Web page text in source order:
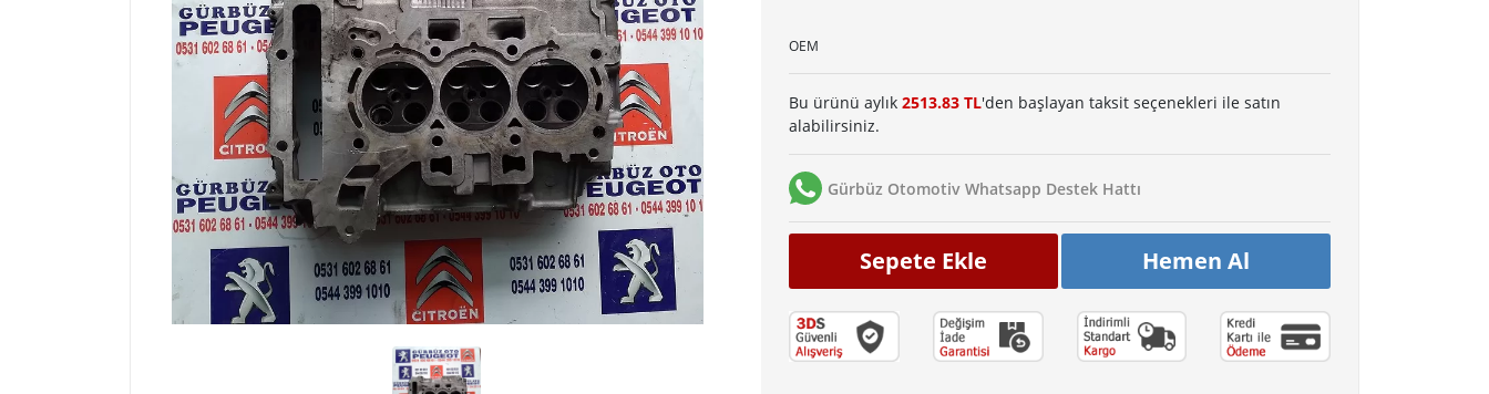
OEM
Bu ürünü aylık 2513.83 TL'den başlayan taksit seçenekleri ile satın
alabilirsiniz.
Gürbüz Otomotiv Whatsapp Destek Hattı
Sepete Ekle Hemen Al